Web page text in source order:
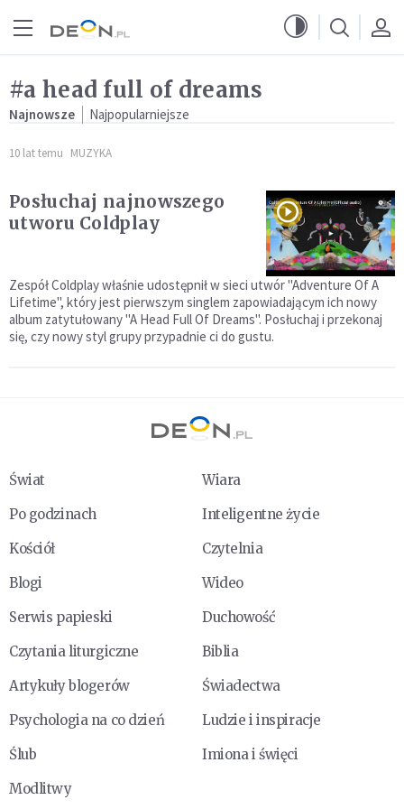
#a head full of dreams
Najnowsze Najpopularniejsze
10 lat temu MUZYKA
Posłuchaj najnowszego
utworu Coldplay
Zespół Coldplay właśnie udostępnił w sieci utwór "Adventure Of A
Lifetime", który jest pierwszym singlem zapowiadającym ich nowy
album zatytułowany "A Head Full Of Dreams". Posłuchaj i przekonaj
się, czy nowy styl grupy przypadnie ci do gustu.
Świat
Wiara
Po godzinach
Inteligentne życie
Kościół
Czytelnia
Blogi
Wideo
Serwis papieski
Duchowość
Czytania liturgiczne
Biblia
Artykuły blogerów
Świadectwa
Psychologia na co dzień
Ludzie i inspiracje
Ślub
Imiona i święci
Modlitwy